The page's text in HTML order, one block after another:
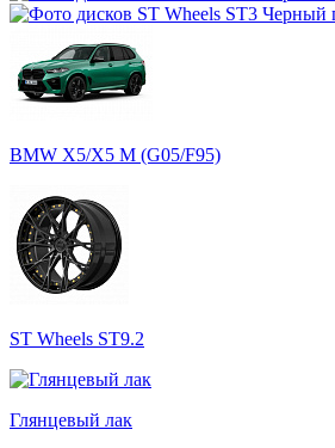
BMW X5/X5 M (G05/F95)
ST Wheels ST9.2
Глянцевый лак